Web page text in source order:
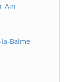
Ain
Balme